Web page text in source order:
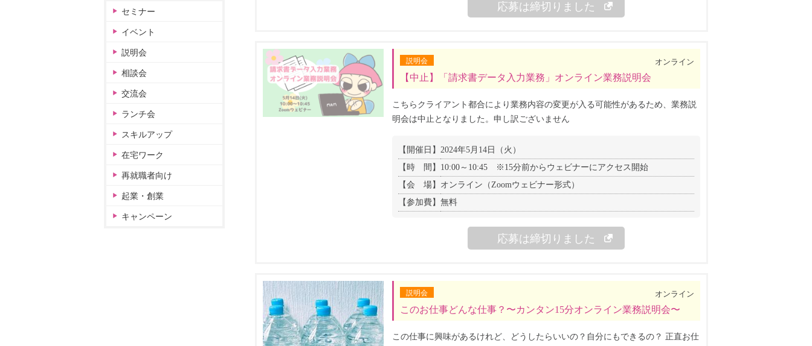
応募は締切りました
説明会 オンライン
【中止】「請求書データ入力業務」オンライン業務説明会
こちらクライアント都合により業務内容の変更が入る可能性があるため、業務説
明会は中止となりました。申し訳ございません
【開催日】 2024年5月14日（火）
【時 間】 10:00～10:45 ※15分前からウェビナーにアクセス開始
【会 場】 オンライン（Zoomウェビナー形式）
【参加費】 無料
応募は締切りました
説明会 オンライン
このお仕事どんな仕事？〜カンタン15分オンライン業務説明会〜
この仕事に興味があるけれど、どうしたらいいの？自分にもできるの？ 正直お仕
セミナー
イベント
説明会
相談会
交流会
ランチ会
スキルアップ
在宅ワーク
再就職者向け
起業・創業
キャンペーン